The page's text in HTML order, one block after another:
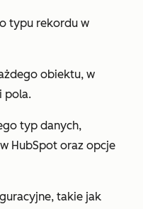
typu rekordu w
obiektu, w
pola.
typ danych,
HubSpot oraz opcje
takie jak